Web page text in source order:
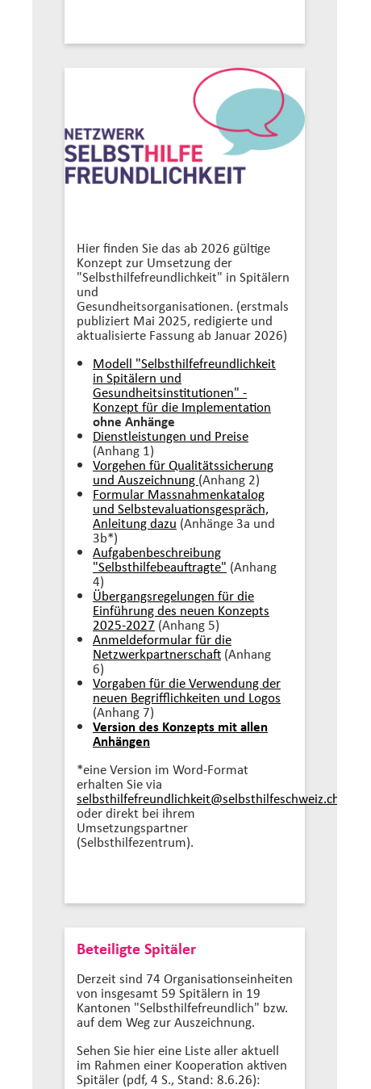
Hier finden Sie das ab 2026 gültige
Konzept zur Umsetzung der
"Selbsthilfefreundlichkeit" in Spitälern
und
Gesundheitsorganisationen. (erstmals
publiziert Mai 2025, redigierte und
aktualisierte Fassung ab Januar 2026)
Modell "Selbsthilfefreundlichkeit
in Spitälern und
Gesundheitsinstitutionen" -
Konzept für die Implementation
ohne Anhänge
Dienstleistungen und Preise
(Anhang 1)
Vorgehen für Qualitätssicherung
und Auszeichnung (Anhang 2)
Formular Massnahmenkatalog
und Selbstevaluationsgespräch,
Anleitung dazu (Anhänge 3a und
3b*)
Aufgabenbeschreibung
"Selbsthilfebeauftragte" (Anhang
4)
Übergangsregelungen für die
Einführung des neuen Konzepts
2025-2027 (Anhang 5)
Anmeldeformular für die
Netzwerkpartnerschaft (Anhang
6)
Vorgaben für die Verwendung der
neuen Begrifflichkeiten und Logos
(Anhang 7)
Version des Konzepts mit allen
Anhängen
*eine Version im Word-Format
erhalten Sie via
selbsthilfefreundlichkeit@selbsthilfeschweiz.ch
oder direkt bei ihrem
Umsetzungspartner
(Selbsthilfezentrum).
Beteiligte Spitäler
Derzeit sind 74 Organisationseinheiten
von insgesamt 59 Spitälern in 19
Kantonen "Selbsthilfefreundlich" bzw.
auf dem Weg zur Auszeichnung.
Sehen Sie hier eine Liste aller aktuell
im Rahmen einer Kooperation aktiven
Spitäler (pdf, 4 S., Stand: 8.6.26):